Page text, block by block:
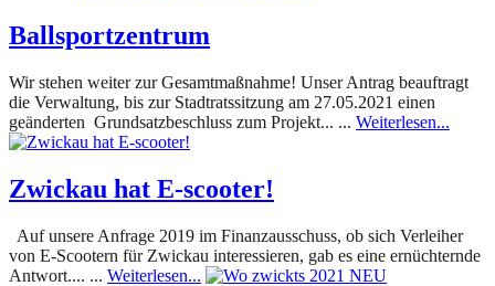
Ballsportzentrum
Wir stehen weiter zur Gesamtmaßnahme! Unser Antrag beauftragt
die Verwaltung, bis zur Stadtratssitzung am 27.05.2021 einen
geänderten Grundsatzbeschluss zum Projekt... ... Weiterlesen...
Zwickau hat E-scooter!
Auf unsere Anfrage 2019 im Finanzausschuss, ob sich Verleiher
von E-Scootern für Zwickau interessieren, gab es eine ernüchternde
Antwort.... ... Weiterlesen...